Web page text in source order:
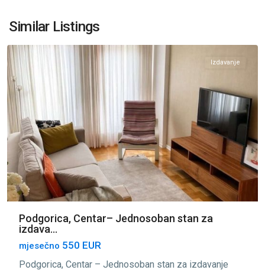
Similar Listings
Podgorica,
Podgorica
Izdavanje
Podgorica, Centar– Jednosoban stan za
izdava...
mjesečno 550 EUR
Podgorica, Centar – Jednosoban stan za izdavanje